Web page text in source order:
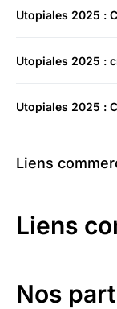
Utopiales 2025 :
Utopiales 2025 :
Utopiales 2025 :
Liens
Liens
Nos